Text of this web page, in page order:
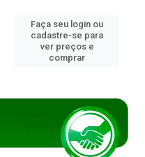
Faça seu login ou
cadastre-se para
ver preços e
comprar